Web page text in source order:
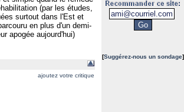
(par les études,
surtout dans l'Est et
en plus d'un demi-
apogée aujourd'hui)
ajoutez votre critique
[Suggérez-nous un sondage]